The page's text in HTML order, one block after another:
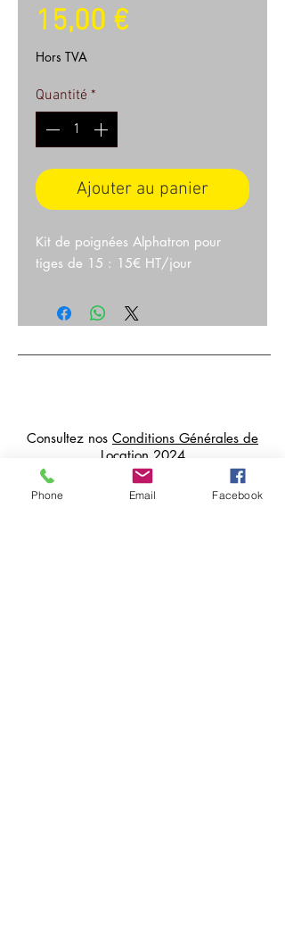
15,00 €Prix
Hors TVA
Quantité *
Ajouter au panier
Kit de poignées Alphatron pour
tiges de 15 : 15€ HT/jour
Consultez nos Conditions Générales de
Location 2024
Livraisons possibles sur Paris et en
Île de France
Phone Email Facebook